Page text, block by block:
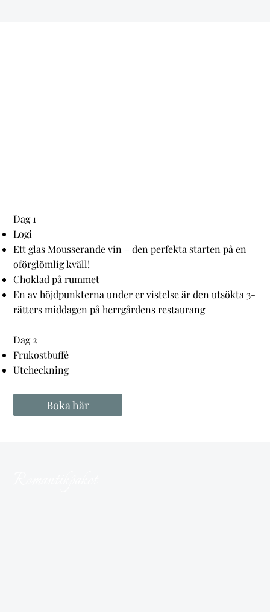
Dag 1
Logi
Ett glas Mousserande vin – den perfekta starten på en
oförglömlig kväll!
Choklad på rummet
En av höjdpunkterna under er vistelse är den utsökta 3-
rätters middagen på herrgårdens restaurang
Dag 2
Frukostbuffé
Utcheckning
Boka här